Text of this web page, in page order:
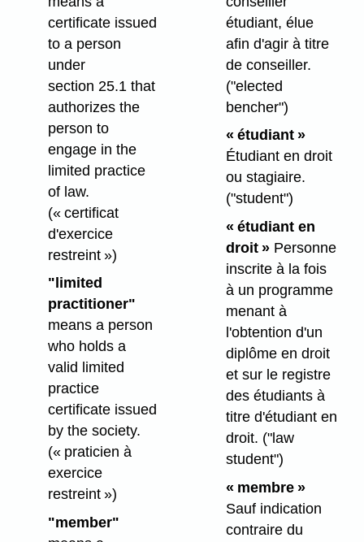
certificate issued
to a person
under
section 25.1 that
authorizes the
person to
engage in the
limited practice
of law.
(« certificat
d'exercice
restreint »)
"limited
practitioner"
means a person
who holds a
valid limited
practice
certificate issued
by the society.
(« praticien à
exercice
restreint »)
"member"
étudiant, élue
afin d'agir à titre
de conseiller.
("elected
bencher")
« étudiant »
Étudiant en droit
ou stagiaire.
("student")
« étudiant en
droit »Personne
inscrite à la fois
à un programme
menant à
l'obtention d'un
diplôme en droit
et sur le registre
des étudiants à
titre d'étudiant en
droit. ("law
student")
« membre »
Sauf indication
contraire du